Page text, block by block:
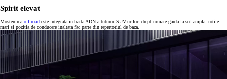
Spirit elevat
Mostenireaoff-road este integrata in harta ADN a tuturor SUV-urilor, drept urmare garda la sol ampla, rotile
mari si pozitia de conducere inaltata fac parte din repertoriul de baza.